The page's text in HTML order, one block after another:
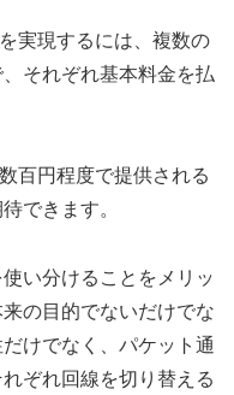
実現するには、複数の
それぞれ基本料金を払
百円程度で提供される
できます。
い分けることをメリッ
の目的でないだけでな
けでなく、パケット通
ぞれ回線を切り替える